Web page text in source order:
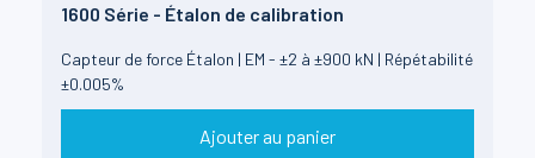
1600 Série - Étalon de calibration
Capteur de force Étalon | EM - ±2 à ±900 kN | Répétabilité
±0.005%
Ajouter au panier